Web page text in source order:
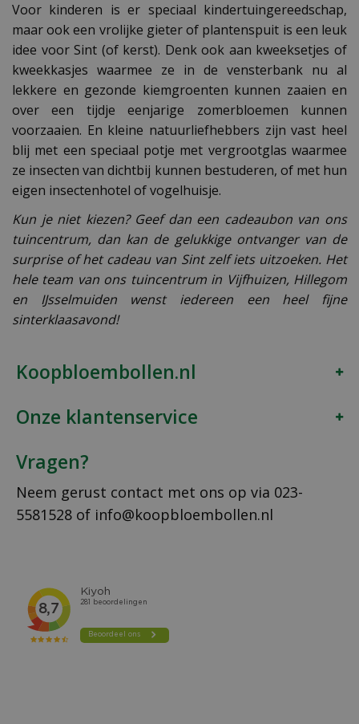
Voor kinderen is er speciaal kindertuingereedschap,
maar ook een vrolijke gieter of plantenspuit is een leuk
idee voor Sint (of kerst). Denk ook aan kweeksetjes of
kweekkasjes waarmee ze in de vensterbank nu al
lekkere en gezonde kiemgroenten kunnen zaaien en
over een tijdje eenjarige zomerbloemen kunnen
voorzaaien. En kleine natuurliefhebbers zijn vast heel
blij met een speciaal potje met vergrootglas waarmee
ze insecten van dichtbij kunnen bestuderen, of met hun
eigen insectenhotel of vogelhuisje.
Kun je niet kiezen? Geef dan een cadeaubon van ons
tuincentrum, dan kan de gelukkige ontvanger van de
surprise of het cadeau van Sint zelf iets uitzoeken. Het
hele team van ons tuincentrum in Vijfhuizen, Hillegom
en IJsselmuiden wenst iedereen een heel fijne
sinterklaasavond!
Koopbloembollen.nl
Onze klantenservice
Vragen?
Neem gerust contact met ons op via 023-
5581528 of info@koopbloembollen.nl